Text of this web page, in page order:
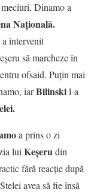
Dinamo a
Națională.
a intervenit
să marcheze în
ofsaid. Puțin mai
iarBilinskil-a
a prins o zi
lui Keşerudin
fără reacție după
avea să fie însă